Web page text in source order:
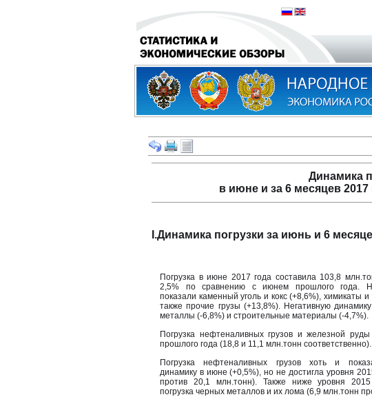
Динамика
в июне и за 6 месяцев
I.Динамика погрузки за июнь и 6
Погрузка в июне 2017 года составила 103,8
2,5% по сравнению с июнем прошлого года.
показали каменный уголь и кокс (+8,6%), химикаты
также прочие грузы (+13,8%). Негативную
металлы (-6,8%) и строительные материалы (-4,7%).
Погрузка нефтеналивных грузов и железной
прошлого года (18,8 и 11,1 млн.тонн соответственно).
Погрузка нефтеналивных грузов хоть и
динамику в июне (+0,5%), но не достигла уровня
против 20,1 млн.тонн). Также ниже уровня 2015
погрузка черных металлов и их лома (6,9 млн.тонн